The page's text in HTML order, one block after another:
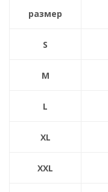
размер
S
M
L
XL
XXL